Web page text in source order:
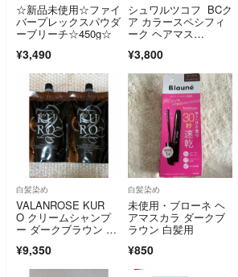
☆新品未使用☆ファイ
バープレックスパウダ
ーブリーチ☆450g☆
¥3,490
シュワルツコフ BCク
ア カラースペシフィ
ーク ヘアマス
トメント サロン専売
品
¥3,800
白髪染め
VALANROSE KUR
O クリームシャンプ
ー ダークブラウン 40
¥9,350
白髪染め
未使用・ブローネ ヘ
アマスカラ ダークブ
ラウン 白髪用
¥850